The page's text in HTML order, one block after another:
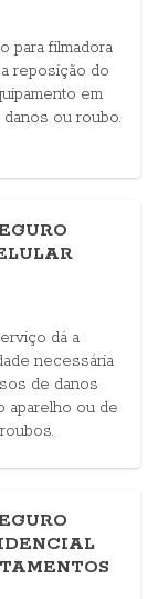
para filmadora
reposição do
em
ou roubo.
dá a
necessária
de danos
aparelho ou de
roubos.